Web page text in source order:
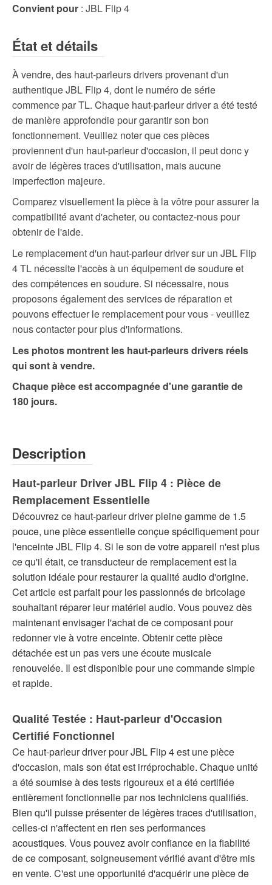
Convient pour : JBL Flip 4
État et détails
À vendre, des haut-parleurs drivers provenant d'un
authentique JBL Flip 4, dont le numéro de série
commence par TL. Chaque haut-parleur driver a été testé
de manière approfondie pour garantir son bon
fonctionnement. Veuillez noter que ces pièces
proviennent d'un haut-parleur d'occasion, il peut donc y
avoir de légères traces d'utilisation, mais aucune
imperfection majeure.
Comparez visuellement la pièce à la vôtre pour assurer la
compatibilité avant d'acheter, ou contactez-nous pour
obtenir de l'aide.
Le remplacement d'un haut-parleur driver sur un JBL Flip
4 TL nécessite l'accès à un équipement de soudure et
des compétences en soudure. Si nécessaire, nous
proposons également des services de réparation et
pouvons effectuer le remplacement pour vous - veuillez
nous contacter pour plus d'informations.
Les photos montrent les haut-parleurs drivers réels
qui sont à vendre.
Chaque pièce est accompagnée d'une garantie de
180 jours.
Description
Haut-parleur Driver JBL Flip 4 : Pièce de
Remplacement Essentielle
Découvrez ce haut-parleur driver pleine gamme de 1.5
pouce, une pièce essentielle conçue spécifiquement pour
l'enceinte JBL Flip 4. Si le son de votre appareil n'est plus
ce qu'il était, ce transducteur de remplacement est la
solution idéale pour restaurer la qualité audio d'origine.
Cet article est parfait pour les passionnés de bricolage
souhaitant réparer leur matériel audio. Vous pouvez dès
maintenant envisager l'achat de ce composant pour
redonner vie à votre enceinte. Obtenir cette pièce
détachée est un pas vers une écoute musicale
renouvelée. Il est disponible pour une commande simple
et rapide.
Qualité Testée : Haut-parleur d'Occasion
Certifié Fonctionnel
Ce haut-parleur driver pour JBL Flip 4 est une pièce
d'occasion, mais son état est irréprochable. Chaque unité
a été soumise à des tests rigoureux et a été certifiée
entièrement fonctionnelle par nos techniciens qualifiés.
Bien qu'il puisse présenter de légères traces d'utilisation,
celles-ci n'affectent en rien ses performances
acoustiques. Vous pouvez avoir confiance en la fiabilité
de ce composant, soigneusement vérifié avant d'être mis
en vente. C'est une opportunité d'acquérir une pièce de